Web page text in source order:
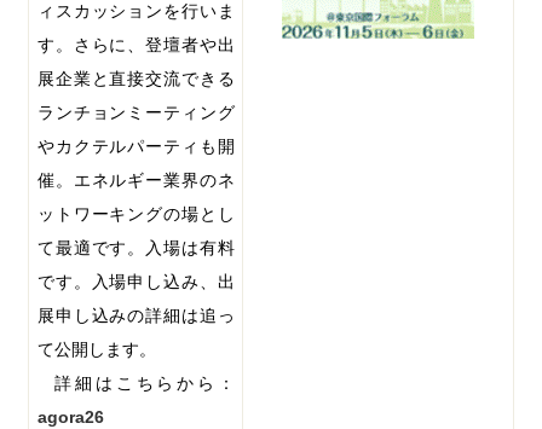
ィスカッションを行いま
す。さらに、登壇者や出
展企業と直接交流できる
ランチョンミーティング
やカクテルパーティも開
催。エネルギー業界のネ
ットワーキングの場とし
て最適です。入場は有料
です。入場申し込み、出
展申し込みの詳細は追っ
て公開します。
詳細はこちらから：
agora26